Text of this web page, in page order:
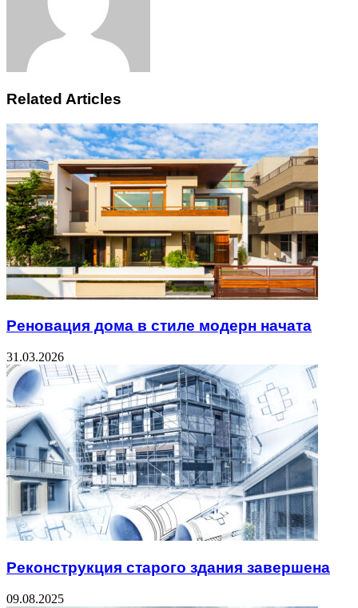
Related Articles
Реновация дома в стиле модерн начата
31.03.2026
Реконструкция старого здания завершена
09.08.2025